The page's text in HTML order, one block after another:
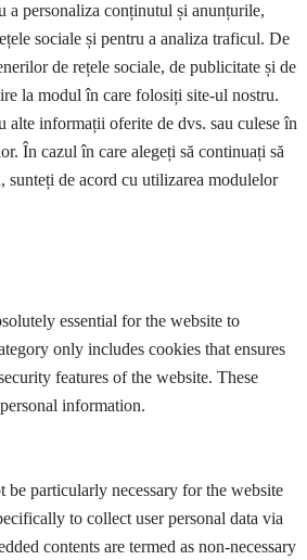
a personaliza conținutul și anunțurile,
sociale și pentru a analiza traficul. De
de rețele sociale, de publicitate și de
la modul în care folosiți site-ul nostru.
alte informații oferite de dvs. sau culese în
În cazul în care alegeți să continuați să
sunteți de acord cu utilizarea modulelor
essential for the website to
only includes cookies that ensures
features of the website. These
information.
be particularly necessary for the website
to collect user personal data via
contents are termed as non-necessary